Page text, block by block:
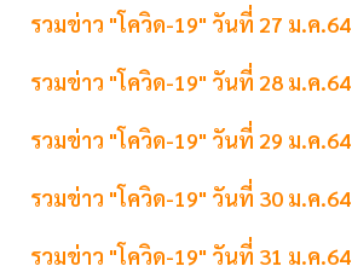
รวมข่าว "โควิด-19" วันที่ 27 ม.ค.64
รวมข่าว "โควิด-19" วันที่ 28 ม.ค.64
รวมข่าว "โควิด-19" วันที่ 29 ม.ค.64
รวมข่าว "โควิด-19" วันที่ 30 ม.ค.64
รวมข่าว "โควิด-19" วันที่ 31 ม.ค.64